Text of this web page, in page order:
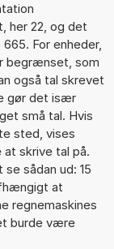
her 22, og det
For enheder,
begrænset, som
også tal skrevet
gør det især
små tal. Hvis
sted, vises
skrive tal på.
sådan ud: 15
at
regnemaskines
burde være